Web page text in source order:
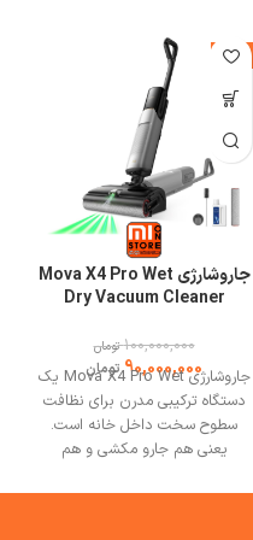
-10%
جاروشارژی Mova X4 Pro Wet
Dry Vacuum Cleaner
100,000,000 تومان
90,000,000 تومان
جاروشارژی Mova X4 Pro Wet یک
دستگاه ترکیبی مدرن برای نظافت
سطوح سخت داخل خانه است.
یعنی هم جارو مکشی و هم
می‌دهد. جاروشارژی X4 Pro با